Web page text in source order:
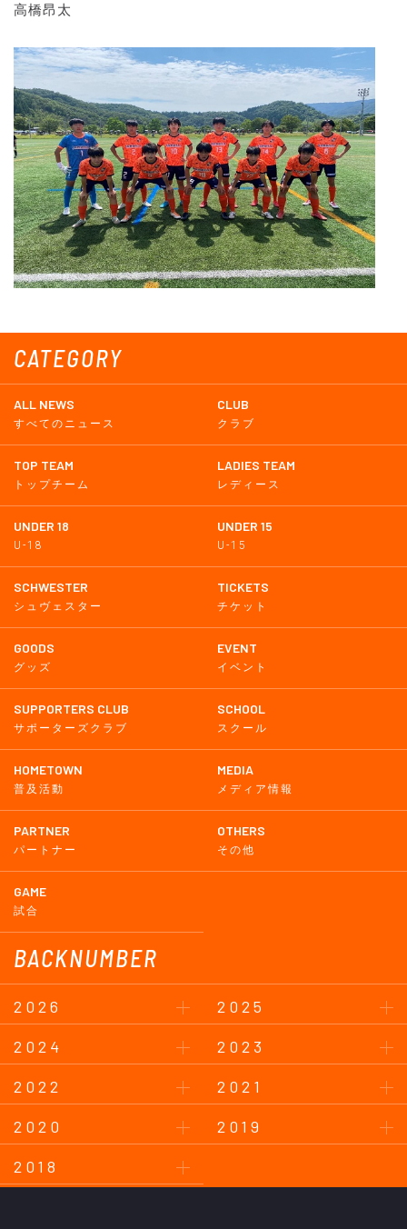
CATEGORY
ALL NEWS
すべてのニュース
CLUB
クラブ
TOP TEAM
トップチーム
LADIES TEAM
レディース
UNDER 18
U-18
UNDER 15
U-15
SCHWESTER
シュヴェスター
TICKETS
チケット
GOODS
グッズ
EVENT
イベント
SUPPORTERS CLUB
サポーターズクラブ
SCHOOL
スクール
HOMETOWN
普及活動
MEDIA
メディア情報
PARTNER
パートナー
OTHERS
その他
GAME
試合
BACKNUMBER
2026
2025
2024
2023
2022
2021
2020
2019
2018
高橋昂太